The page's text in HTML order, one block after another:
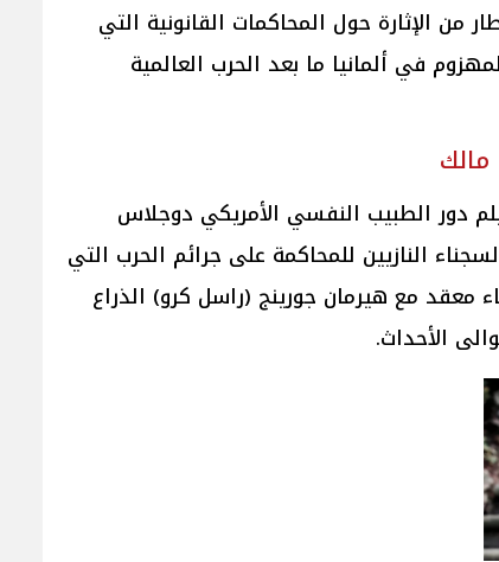
من الإثارة حول المحاكمات القانونية التي
في ألمانيا ما بعد الحرب العالمية
مالك
دور الطبيب النفسي الأمريكي دوجلاس
النازيين للمحاكمة على جرائم الحرب التي
معقد مع هيرمان جورينج (راسل كرو) الذراع
الأحداث.